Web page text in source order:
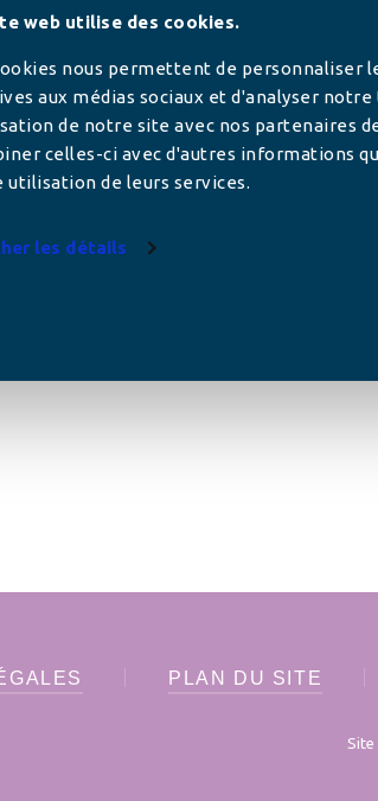
web utilise des cookies.
nous permettent de personnaliser
aux médias sociaux et d'analyser
de notre site avec nos partenaires
celles-ci avec d'autres informations
utilisation de leurs services.
les détails
PLAN DU SITE
Site